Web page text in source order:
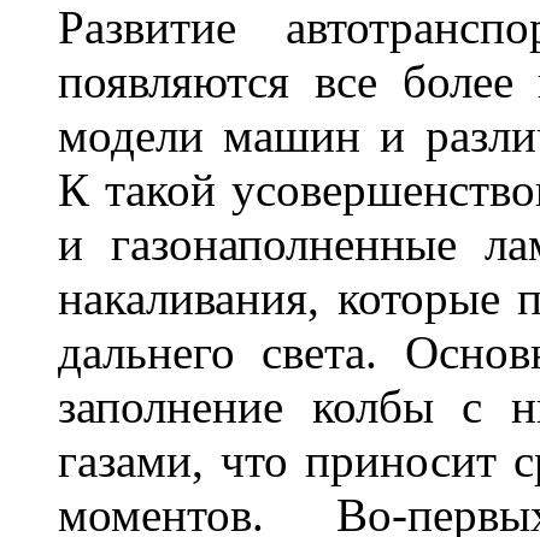
Развитие
появляются все
модели машин и
К такой
и газонаполненные
накаливания,
дальнего света.
заполнение колбы с
газами, что приносит
моментов. Во-